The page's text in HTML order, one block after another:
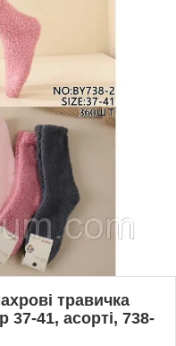
травичка
37-41, асорті, 738-